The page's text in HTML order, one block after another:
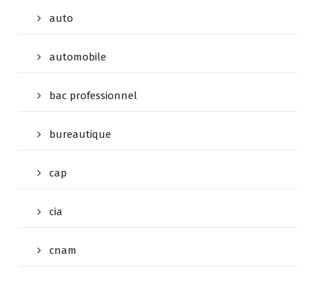
auto
automobile
bac professionnel
bureautique
cap
cia
cnam